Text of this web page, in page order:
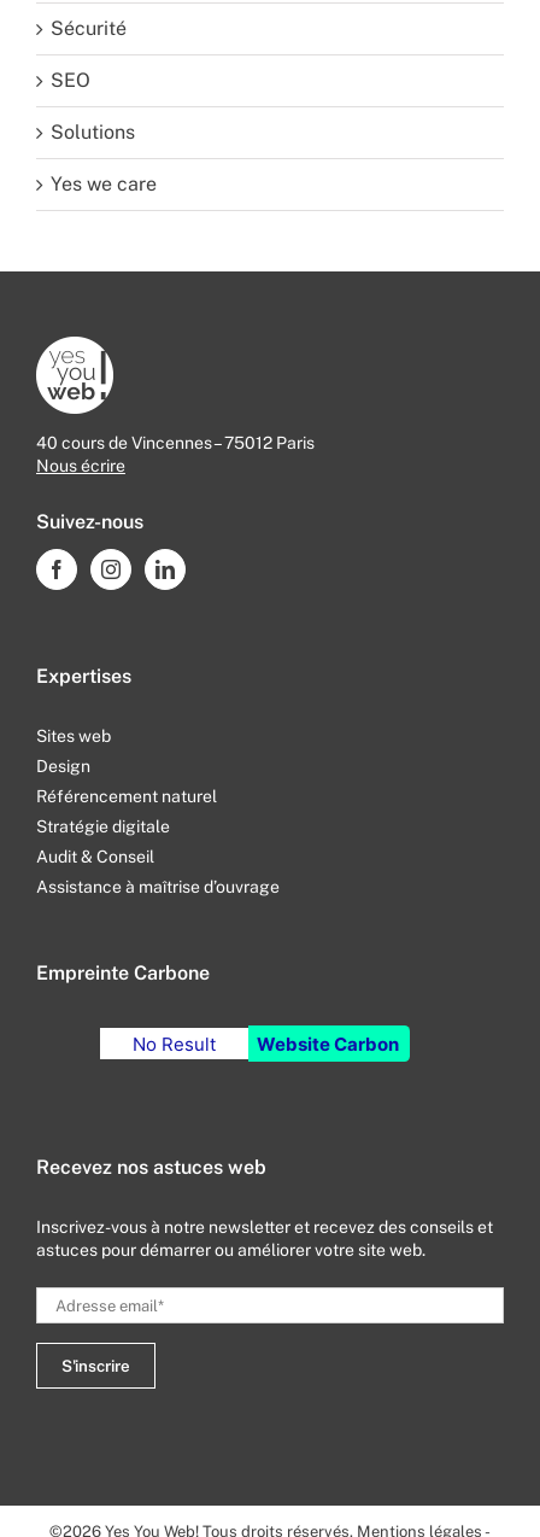
Sécurité
SEO
Solutions
Yes we care
40 cours de Vincennes – 75012 Paris
Nous écrire
Suivez-nous
Expertises
Sites web
Design
Référencement naturel
Stratégie digitale
Audit & Conseil
Assistance à maîtrise d’ouvrage
Empreinte Carbone
No Result Website Carbon
Recevez nos astuces web
Inscrivez-vous à notre newsletter et recevez des conseils et
astuces pour démarrer ou améliorer votre site web.
©2026 Yes You Web! Tous droits réservés. Mentions légales -